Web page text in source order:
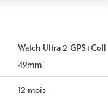
Watch Ultra 2 GPS+Cell
49mm
12 mois